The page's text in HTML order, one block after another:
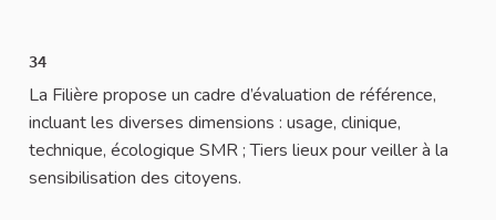
34
La Filière propose un cadre d’évaluation de référence,
incluant les diverses dimensions : usage, clinique,
technique, écologique SMR ; Tiers lieux pour veiller à la
sensibilisation des citoyens.